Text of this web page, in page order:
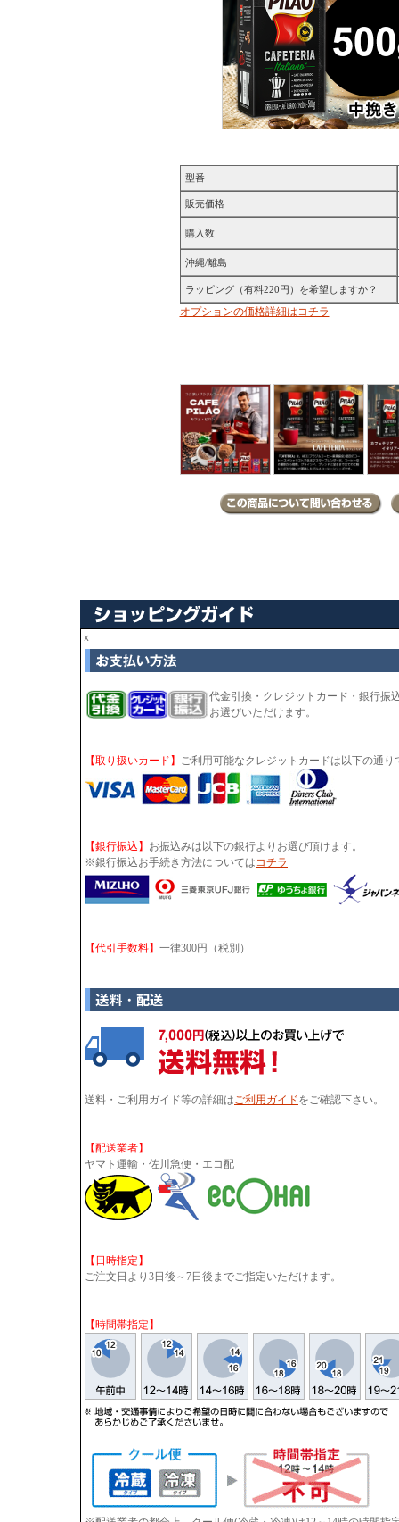
型番
販売価格
購入数
沖縄/離島
ラッピング（有料220円）を希望しますか？
オプションの価格詳細はコチラ
ｘ
代金引換・クレジットカード・銀行振
お選びいただけます。
【取り扱いカード】 ご利用可能なクレジットカードは以下の通り
【銀行振込】 お振込みは以下の銀行よりお選び頂けます。
※銀行振込お手続き方法についてはコチラ
【代引手数料】 一律300円（税別）
送料・ご利用ガイド等の詳細はご利用ガイドをご確認下さい。
【配送業者】
ヤマト運輸・佐川急便・エコ配
【日時指定】
ご注文日より3日後～7日後までご指定いただけます。
【時間帯指定】